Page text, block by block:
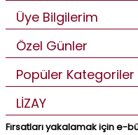
Üye Bilgilerim
Özel Günler
Popüler Kategoriler
LİZAY
Fırsatları yakalamak için e-